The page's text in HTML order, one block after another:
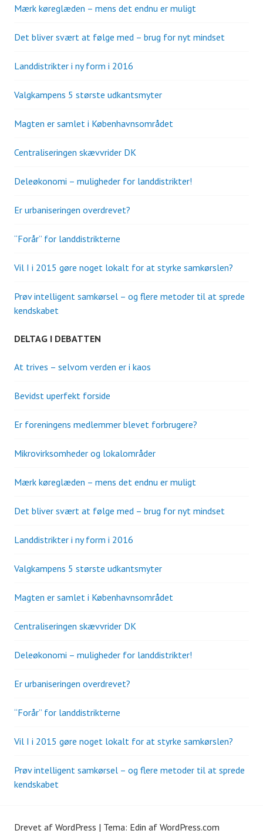
Mærk køreglæden – mens det endnu er muligt
Det bliver svært at følge med – brug for nyt mindset
Landdistrikter i ny form i 2016
Valgkampens 5 største udkantsmyter
Magten er samlet i Københavnsområdet
Centraliseringen skævvrider DK
Deleøkonomi – muligheder for landdistrikter!
Er urbaniseringen overdrevet?
“Forår” for landdistrikterne
Vil I i 2015 gøre noget lokalt for at styrke samkørslen?
Prøv intelligent samkørsel – og flere metoder til at sprede
kendskabet
DELTAG I DEBATTEN
At trives – selvom verden er i kaos
Bevidst uperfekt forside
Er foreningens medlemmer blevet forbrugere?
Mikrovirksomheder og lokalområder
Mærk køreglæden – mens det endnu er muligt
Det bliver svært at følge med – brug for nyt mindset
Landdistrikter i ny form i 2016
Valgkampens 5 største udkantsmyter
Magten er samlet i Københavnsområdet
Centraliseringen skævvrider DK
Deleøkonomi – muligheder for landdistrikter!
Er urbaniseringen overdrevet?
“Forår” for landdistrikterne
Vil I i 2015 gøre noget lokalt for at styrke samkørslen?
Prøv intelligent samkørsel – og flere metoder til at sprede
kendskabet
Drevet af WordPress | Tema: Edin af WordPress.com